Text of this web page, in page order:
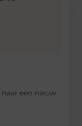
een nieuw